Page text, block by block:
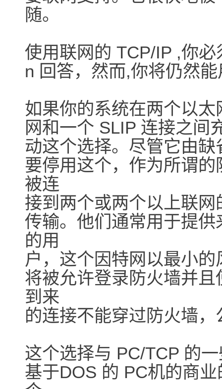
随。
使用联网的 TCP/IP ,你
n 回答，然而,你将仍然
如果你的系统在两个以
网和一个 SLIP 连接之间
动这个选择。尽管它由
要停用这个，作为所谓
被连
接到两个或两个以上联
传输。他们通常用于提
的用
户，这个因特网以最小
将被允许登录防火墙并
到来
的连接不能穿过防火墙
这个选择与 PC/TCP 的
基于DOS 的 PC机的商